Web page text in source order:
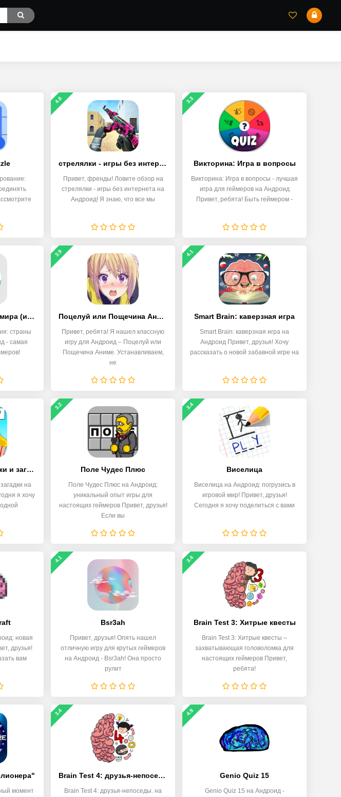
4.6
стрелялки - игры без интернета
Привет, френды! Ловите обзор на
стрелялки - игры без интернета на
Андроид! Я знаю, что все мы
3.3
Викторина: Игра в вопросы
Викторина: Игра в вопросы - лучшая
игра для геймеров на Андроид
Привет, ребята! Быть геймером -
География: страны мира (игра)
страны
- самая
3.9
Поцелуй или Пощечина Аниме
Привет, ребята! Я нашел классную
игру для Андроид – Поцелуй или
Пощечина Аниме. Устанавливаем,
не
4.1
Smart Brain: каверзная игра
Smart Brain: каверзная игра на
Андроид Привет, друзья! Хочу
рассказать о новой забавной игре на
Who is? Головоломки и загадки
на
я хочу
3.2
Поле Чудес Плюс
Поле Чудес Плюс на Андроид:
уникальный опыт игры для
настоящих геймеров Привет, друзья!
Если вы
3.4
Виселица
Виселица на Андроид: погрузись в
игровой мир! Привет, друзья!
Сегодня я хочу поделиться с вами
новая
друзья!
вам
4.1
Bsr3ah
Привет, друзья! Опять нашел
отличную игру для крутых геймеров
на Андроид - Bsr3ah! Она просто
рулит
3.4
Brain Test 3: Xитрые квесты
Brain Test 3: Хитрые квесты –
захватывающая головоломка для
настоящих геймеров Привет,
ребята!
момент
3.4
Brain Test 4: друзья-непоседы
Brain Test 4: друзья-непоседы. на
4.9
Genio Quiz 15
Genio Quiz 15 на Андроид -